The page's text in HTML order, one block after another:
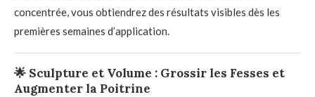
concentrée, vous obtiendrez des résultats visibles dès les
premières semaines d’application.
🌟 Sculpture et Volume : Grossir les Fesses et
Augmenter la Poitrine